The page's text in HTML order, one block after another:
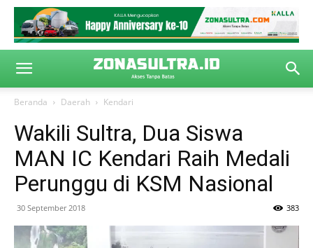
Beranda Daerah Kendari
Wakili Sultra, Dua Siswa
MAN IC Kendari Raih Medali
Perunggu di KSM Nasional
30 September 2018 383